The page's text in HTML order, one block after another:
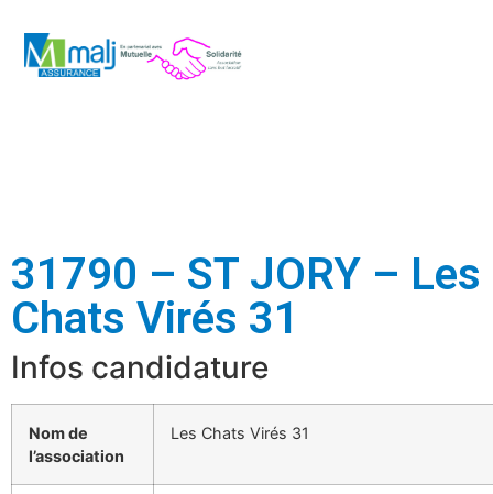
31790 – ST JORY – Les
Chats Virés 31
Infos candidature
Nom de
l’association
Les Chats Virés 31